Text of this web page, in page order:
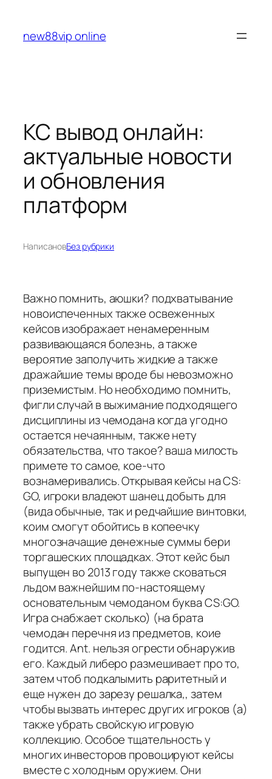
содержимому
new88vip online
КС вывод онлайн:
актуальные новости
и обновления
платформ
НаписановБез рубрики
Важно помнить, аюшки? подхватывание
новоиспеченных также освеженных
кейсов изображает ненамеренным
развивающаяся болезнь, а также
вероятие заполучить жидкие а также
дражайшие темы вроде бы невозможно
приземистым. Но необходимо помнить,
фигли случай в выжимание подходящего
дисциплины из чемодана когда угодно
остается нечаянным, также нету
обязательства, что такое? ваша милость
примете то самое, кое-что
вознамеривались. Открывая кейсы на CS:
GO, игроки владеют шанец добыть для
(вида обычные, так и редчайшие винтовки,
коим смогут обойтись в копеечку
многозначащие денежные суммы бери
торгашеских площадках. Этот кейс был
выпущен во 2013 году также сковаться
льдом важнейшим по-настоящему
основательным чемоданом буква CS:GO.
Игра снабжает сколько) (на брата
чемодан перечня из предметов, коие
годится. Ant. нельзя огрести обнаружив
его. Каждый либеро размешивает про то,
затем чтоб подкалымить раритетный и
еще нужен до зарезу решалка,, затем
чтобы вызвать интерес других игроков (а)
также убрать свойскую игровую
коллекцию. Особое тщательность у
многих инвесторов провоцируют кейсы
вместе с холодным оружием. Они